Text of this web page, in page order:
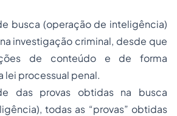
busca (operação de inteligência)
investigação criminal, desde que
de conteúdo e de forma
processual penal.
das provas obtidas na busca
todas as “provas” obtidas